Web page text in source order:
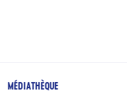
MÉDIATHÈQUE